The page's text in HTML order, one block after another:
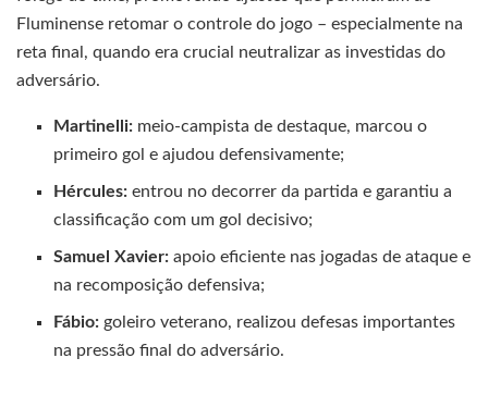
Fluminense retomar o controle do jogo – especialmente na
reta final, quando era crucial neutralizar as investidas do
adversário.
Martinelli: meio-campista de destaque, marcou o
primeiro gol e ajudou defensivamente;
Hércules: entrou no decorrer da partida e garantiu a
classificação com um gol decisivo;
Samuel Xavier: apoio eficiente nas jogadas de ataque e
na recomposição defensiva;
Fábio: goleiro veterano, realizou defesas importantes
na pressão final do adversário.